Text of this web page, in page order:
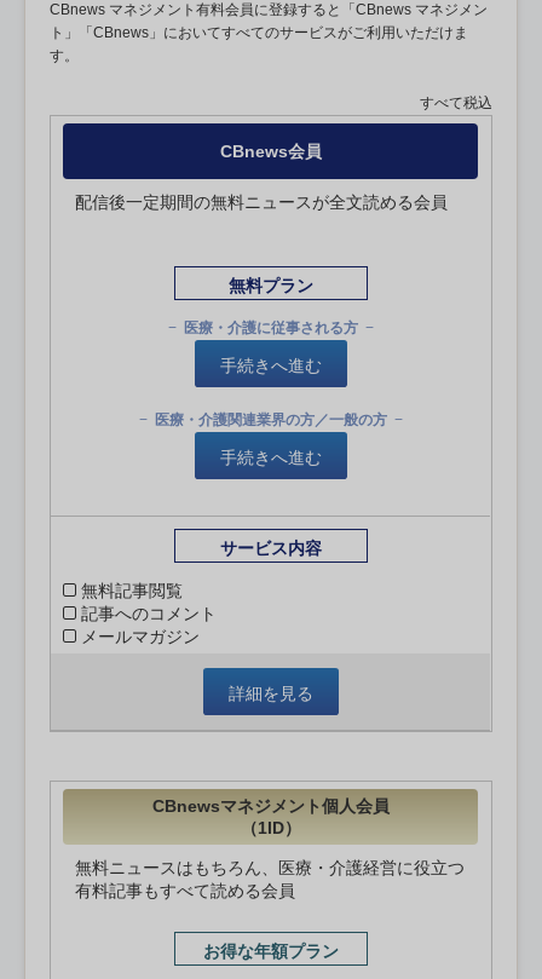
CBnews マネジメント有料会員に登録すると「CBnews マネジメン
ト」「CBnews」においてすべてのサービスがご利用いただけま
す。
すべて税込
CBnews会員
配信後一定期間の無料ニュースが全文読める会員
無料プラン
医療・介護に従事される方
手続きへ進む
医療・介護関連業界の方／一般の方
手続きへ進む
サービス内容
無料記事閲覧
記事へのコメント
メールマガジン
詳細を見る
CBnewsマネジメント個人会員
（1ID）
無料ニュースはもちろん、医療・介護経営に役立つ
有料記事もすべて読める会員
お得な年額プラン